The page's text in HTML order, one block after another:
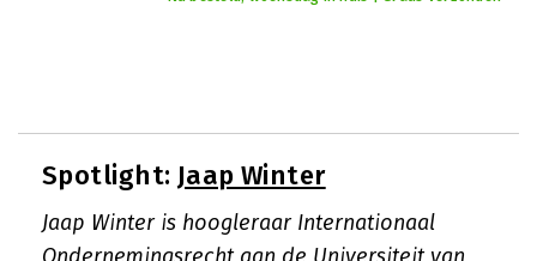
Spotlight: Jaap Winter
Jaap Winter is hoogleraar Internationaal